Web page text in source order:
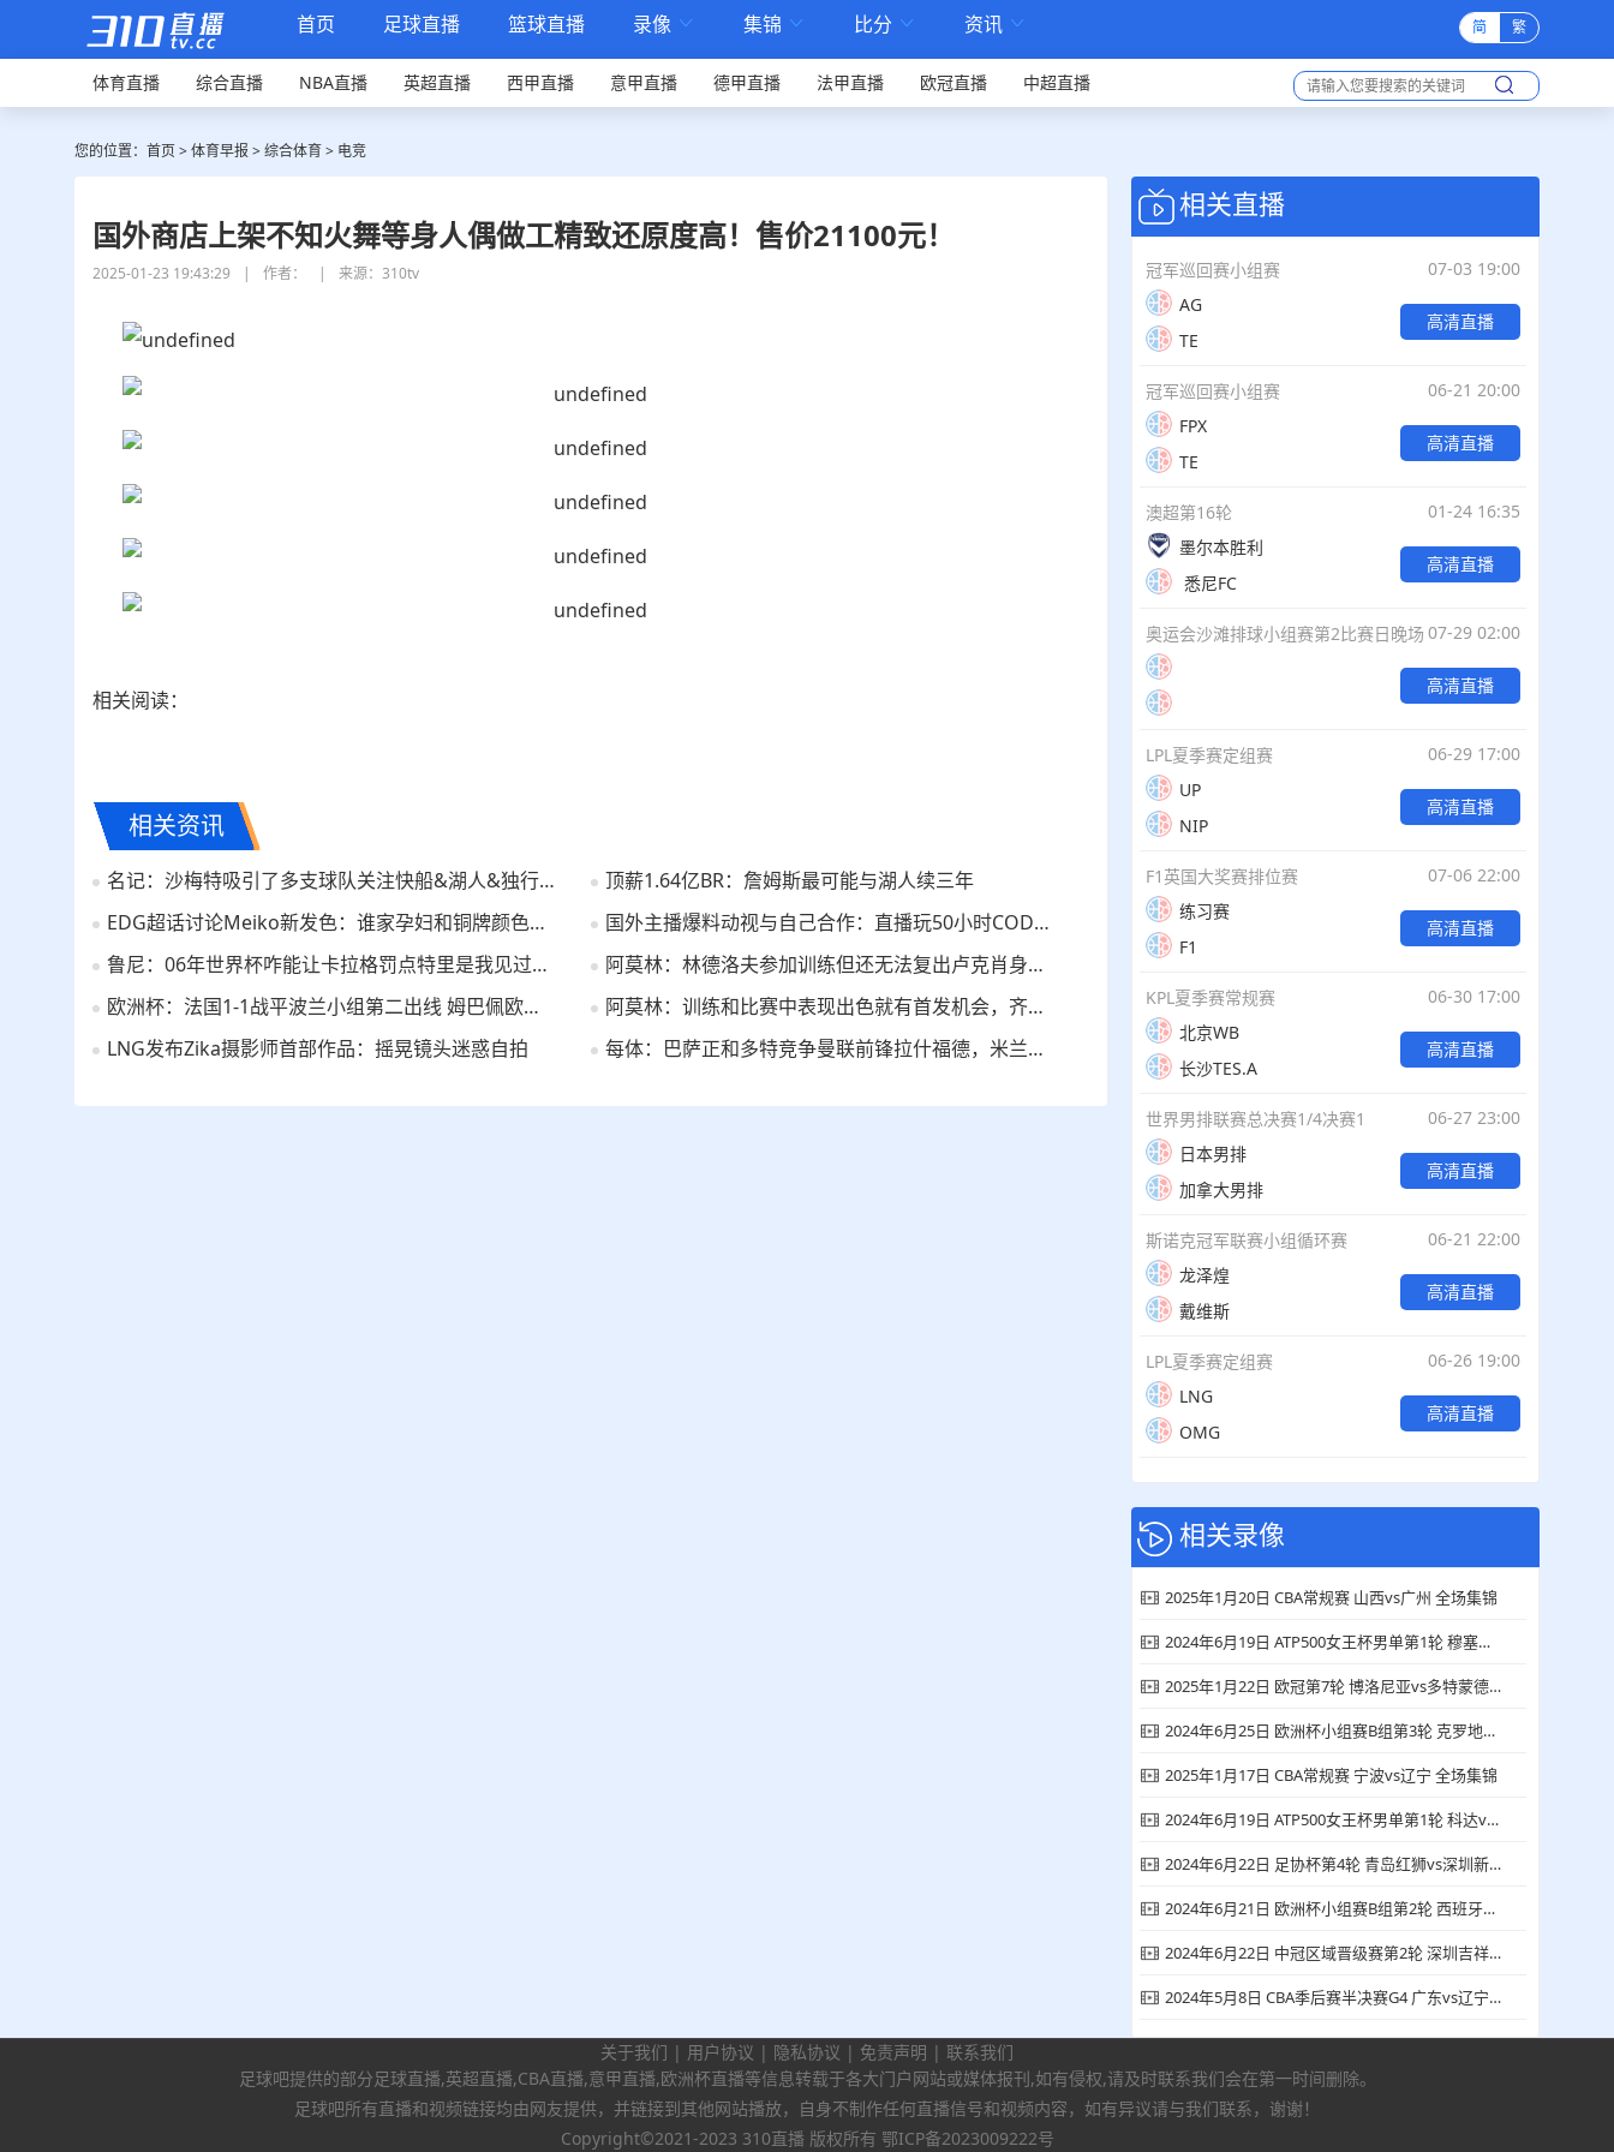
首页 足球直播 篮球直播 录像  集锦  比分  资讯  简 繁
体育直播 综合直播 NBA直播 英超直播 西甲直播 意甲直播 德甲直播 法甲直播 欧冠直播 中超直播
您的位置： 首页>体育早报 >综合体育> 电竞
国外商店上架不知火舞等身人偶做工精致还原度高！售价21100元！
2025-01-23 19:43:29 | 作者： | 来源：310tv
相关阅读：
相关资讯
名记：沙梅特吸引了多支球队关注快船&湖人&独行侠等对其有意
顶薪1.64亿BR：詹姆斯最可能与湖人续三年
EDG超话讨论Meiko新发色：谁家孕妇和铜牌颜色很配
国外主播爆料动视与自己合作：直播玩50小时COD就给40万美元！
鲁尼：06年世界杯咋能让卡拉格罚点特里是我见过最好点球手之一
阿莫林：林德洛夫参加训练但还无法复出卢克肖身体恢复情况很好
欧洲杯：法国1-1战平波兰小组第二出线 姆巴佩欧洲杯首球，莱万点射扳平
阿莫林：训练和比赛中表现出色就有首发机会，齐尔克泽做到了这点
LNG发布Zika摄影师首部作品：摇晃镜头迷惑自拍
每体：巴萨正和多特竞争曼联前锋拉什福德，米兰已退出争夺
相关直播
冠军巡回赛小组赛
07-03 19:00
AG
TE
高清直播
冠军巡回赛小组赛
06-21 20:00
FPX
TE
高清直播
澳超第16轮
01-24 16:35
墨尔本胜利
悉尼FC
高清直播
奥运会沙滩排球小组赛第2比赛日晚场 07-29 02:00
高清直播
LPL夏季赛定组赛
06-29 17:00
UP
NIP
高清直播
F1英国大奖赛排位赛
07-06 22:00
练习赛
F1
高清直播
KPL夏季赛常规赛
06-30 17:00
北京WB
长沙TES.A
高清直播
世界男排联赛总决赛1/4决赛1
06-27 23:00
日本男排
加拿大男排
高清直播
斯诺克冠军联赛小组循环赛
06-21 22:00
龙泽煌
戴维斯
高清直播
LPL夏季赛定组赛
06-26 19:00
LNG
OMG
高清直播
相关录像
2025年1月20日 CBA常规赛 山西vs广州 全场集锦
2024年6月19日 ATP500女王杯男单第1轮 穆塞蒂vs德米纳尔 全场录像回放
2025年1月22日 欧冠第7轮 博洛尼亚vs多特蒙德 全场集锦
2024年6月25日 欧洲杯小组赛B组第3轮 克罗地亚vs意大利 全场录像回放
2025年1月17日 CBA常规赛 宁波vs辽宁 全场集锦
2024年6月19日 ATP500女王杯男单第1轮 科达vs卡恰诺夫 全场录像回放
2024年6月22日 足协杯第4轮 青岛红狮vs深圳新鹏城 全场录像回放
2024年6月21日 欧洲杯小组赛B组第2轮 西班牙vs意大利 全场录像回放
2024年6月22日 中冠区域晋级赛第2轮 深圳吉祥vs泉州青工 全场录像回放
2024年5月8日 CBA季后赛半决赛G4 广东vs辽宁 全场集锦
关于我们 | 用户协议 | 隐私协议 | 免责声明 | 联系我们
足球吧提供的部分足球直播,英超直播,CBA直播,意甲直播,欧洲杯直播等信息转载于各大门户网站或媒体报刊,如有侵权,请及时联系我们会在第一时间删除。
足球吧所有直播和视频链接均由网友提供，并链接到其他网站播放，自身不制作任何直播信号和视频内容，如有异议请与我们联系，谢谢！
Copyright©2021-2023 310直播 版权所有 鄂ICP备2023009222号